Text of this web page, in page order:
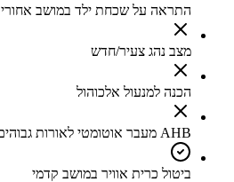
התראה על שכחת ילד במושב אחורי
מצב נהג צעיר/חדש
הכנה למנעול אלכוהול
AHB מעבר אוטומטי לאורות גבוהים
ביטול כרית אוויר במושב קדמי